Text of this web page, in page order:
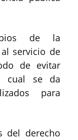
de la
servicio de
de evitar
cual se da
para
del derecho